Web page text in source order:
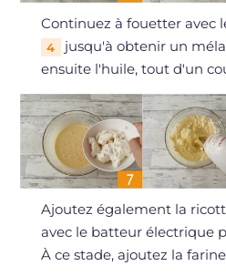
Continuez à fouetter avec
4
jusqu'à obtenir un
ensuite l'huile, tout d'un
Ajoutez également la
avec le batteur électrique
À ce stade, ajoutez la